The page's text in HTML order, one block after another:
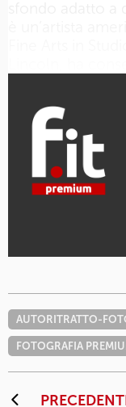
AUTORITRATTO-
FOTOGRAFIA